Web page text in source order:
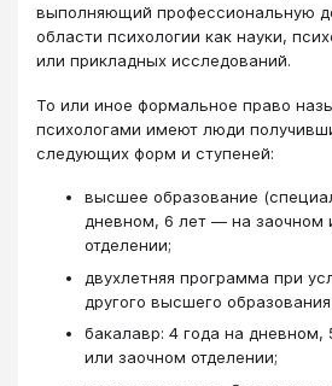
выполняющий профессиональную
области психологии как науки,
или прикладных исследований.
То или иное формальное право
психологами имеют люди
следующих форм и ступеней:
высшее образование
дневном, 6 лет — на заочном
отделении;
двухлетняя программа при
другого высшего
бакалавр: 4 года на
или заочном отделении;